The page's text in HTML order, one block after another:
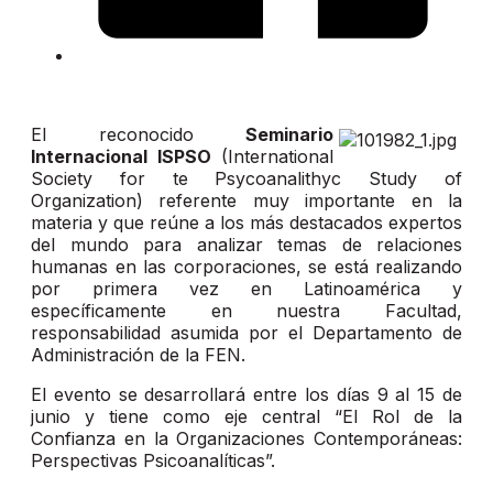
El reconocido Seminario
Internacional ISPSO (International
Society for te Psycoanalithyc Study of
Organization) referente muy importante en la
materia y que reúne a los más destacados expertos
del mundo para analizar temas de relaciones
humanas en las corporaciones, se está realizando
por primera vez en Latinoamérica y
específicamente en nuestra Facultad,
responsabilidad asumida por el Departamento de
Administración de la FEN.
El evento se desarrollará entre los días 9 al 15 de
junio y tiene como eje central “El Rol de la
Confianza en la Organizaciones Contemporáneas:
Perspectivas Psicoanalíticas”.